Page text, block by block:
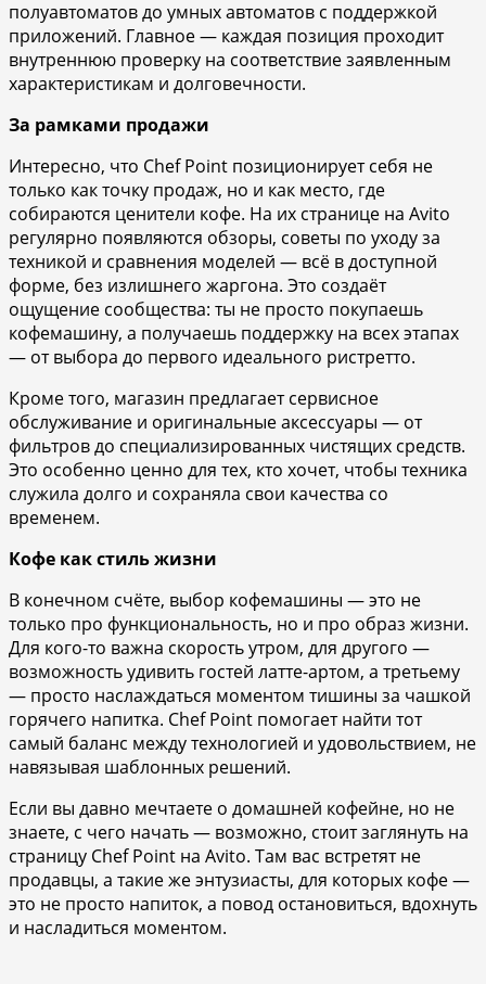
полуавтоматов до умных автоматов с поддержкой
приложений. Главное — каждая позиция проходит
внутреннюю проверку на соответствие заявленным
характеристикам и долговечности.
За рамками продажи
Интересно, что Chef Point позиционирует себя не
только как точку продаж, но и как место, где
собираются ценители кофе. На их странице на Avito
регулярно появляются обзоры, советы по уходу за
техникой и сравнения моделей — всё в доступной
форме, без излишнего жаргона. Это создаёт
ощущение сообщества: ты не просто покупаешь
кофемашину, а получаешь поддержку на всех этапах
— от выбора до первого идеального ристретто.
Кроме того, магазин предлагает сервисное
обслуживание и оригинальные аксессуары — от
фильтров до специализированных чистящих средств.
Это особенно ценно для тех, кто хочет, чтобы техника
служила долго и сохраняла свои качества со
временем.
Кофе как стиль жизни
В конечном счёте, выбор кофемашины — это не
только про функциональность, но и про образ жизни.
Для кого-то важна скорость утром, для другого —
возможность удивить гостей латте-артом, а третьему
— просто наслаждаться моментом тишины за чашкой
горячего напитка. Chef Point помогает найти тот
самый баланс между технологией и удовольствием, не
навязывая шаблонных решений.
Если вы давно мечтаете о домашней кофейне, но не
знаете, с чего начать — возможно, стоит заглянуть на
страницу Chef Point на Avito. Там вас встретят не
продавцы, а такие же энтузиасты, для которых кофе —
это не просто напиток, а повод остановиться, вдохнуть
и насладиться моментом.